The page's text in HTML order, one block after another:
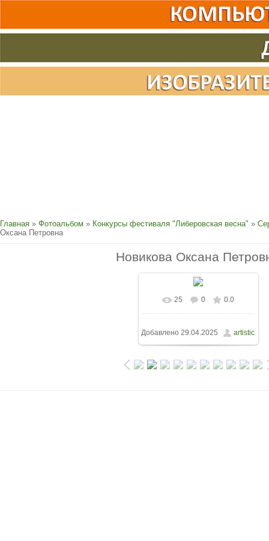
Главная » Фотоальбом » Конкурсы фестиваля "Либеровская весна" »
Оксана Петровна
Новикова Оксана
25 0 0.0
Добавлено 29.04.2025 artistic